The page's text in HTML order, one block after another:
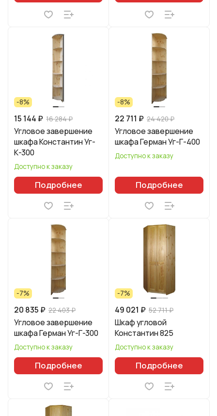
-8%
15 144 ₽ 16 284 ₽
Угловое завершение
шкафа Константин Уг-
К-300
Доступно к заказу
Подробнее
-8%
22 711 ₽ 24 420 ₽
Угловое завершение
шкафа Герман Уг-Г-400
Доступно к заказу
Подробнее
-7%
20 835 ₽ 22 403 ₽
Угловое завершение
шкафа Герман Уг-Г-300
Доступно к заказу
Подробнее
-7%
49 021 ₽ 52 711 ₽
Шкаф угловой
Константин 825
Доступно к заказу
Подробнее